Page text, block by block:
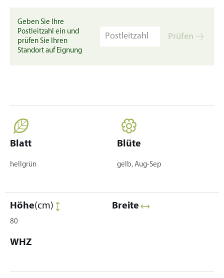
Geben Sie Ihre
Postleitzahl ein und
prüfen Sie Ihren
Standort auf Eignung
Prüfen
Blatt
hellgrün
Blüte
gelb, Aug-Sep
Höhe(cm)
80
Breite
WHZ